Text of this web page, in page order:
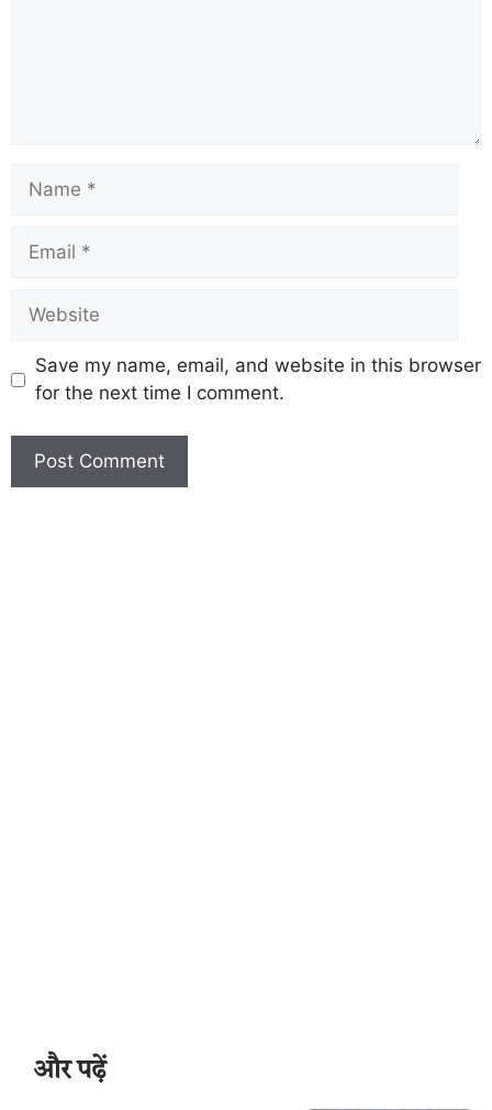
Save my name, email, and website in this browser
for the next time I comment.
और पढ़ें